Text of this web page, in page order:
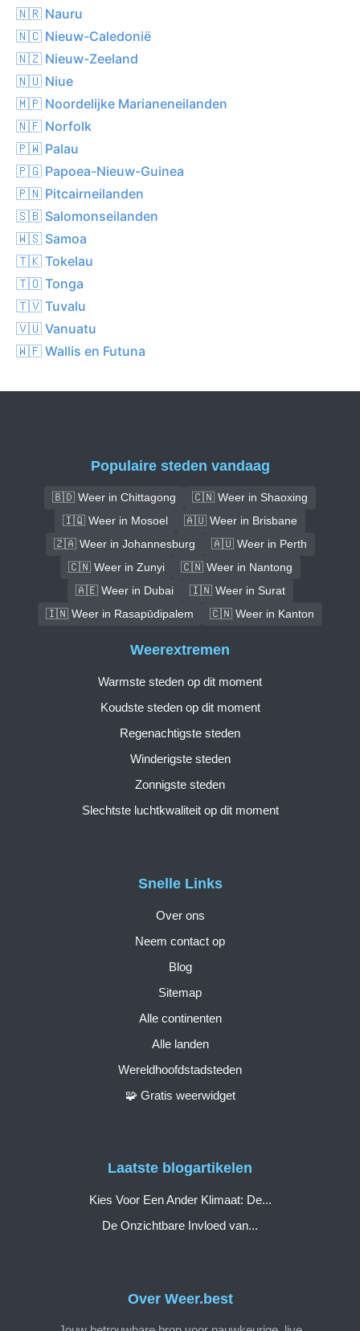
🇳🇷 Nauru
🇳🇨 Nieuw-Caledonië
🇳🇿 Nieuw-Zeeland
🇳🇺 Niue
🇲🇵 Noordelijke Marianeneilanden
🇳🇫 Norfolk
🇵🇼 Palau
🇵🇬 Papoea-Nieuw-Guinea
🇵🇳 Pitcairneilanden
🇸🇧 Salomonseilanden
🇼🇸 Samoa
🇹🇰 Tokelau
🇹🇴 Tonga
🇹🇻 Tuvalu
🇻🇺 Vanuatu
🇼🇫 Wallis en Futuna
Populaire steden vandaag
🇧🇩 Weer in Chittagong
🇨🇳 Weer in Shaoxing
🇮🇶 Weer in Mosoel
🇦🇺 Weer in Brisbane
🇿🇦 Weer in Johannesburg
🇦🇺 Weer in Perth
🇨🇳 Weer in Zunyi
🇨🇳 Weer in Nantong
🇦🇪 Weer in Dubai
🇮🇳 Weer in Surat
🇮🇳 Weer in Rasapūdipalem
🇨🇳 Weer in Kanton
Over Weer.best
Snelle Links
Over ons
Neem contact op
Blog
Sitemap
Alle continenten
Alle landen
Wereldhoofdstadsteden
🧩 Gratis weerwidget
Weerextremen
Warmste steden op dit moment
Koudste steden op dit moment
Regenachtigste steden
Winderigste steden
Zonnigste steden
Slechtste luchtkwaliteit op dit moment
Laatste blogartikelen
Kies Voor Een Ander Klimaat: De...
De Onzichtbare Invloed van...